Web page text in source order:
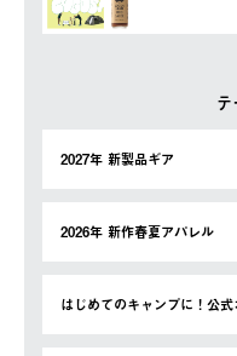
テ
2027年 新製品ギア
2026年 新作春夏アパレル
はじめてのキャンプに！公